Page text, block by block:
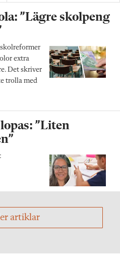
”Lägre skolpeng
extra
Det skriver
trolla med
”Liten
artiklar